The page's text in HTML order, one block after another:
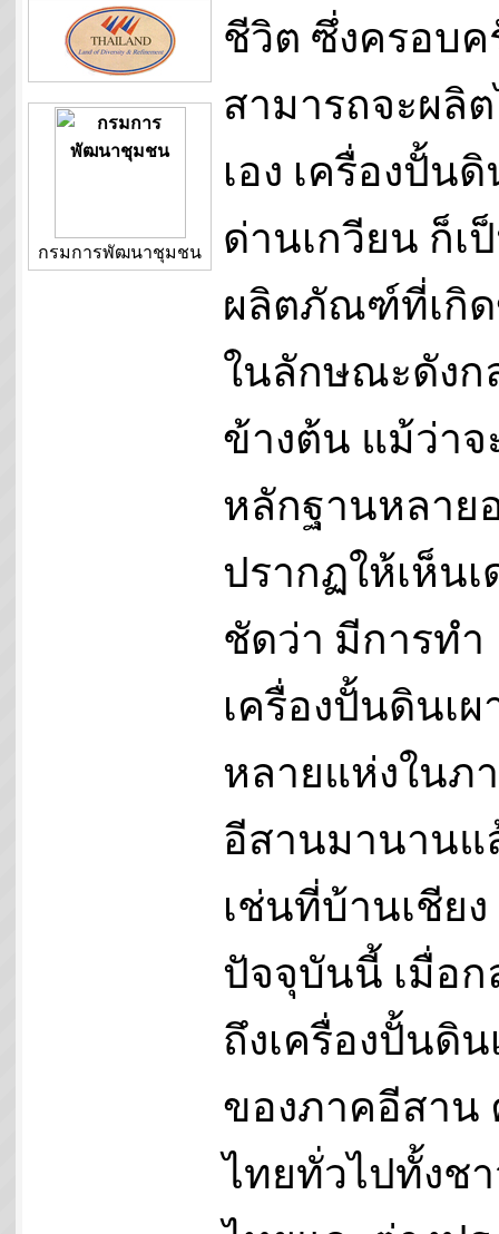
กรมการพัฒนาชุมชน
ชีวิต ซึ่งครอบค
สามารถจะผลิ
เอง เครื่องปั้นดิ
ด่านเกวียน ก็เ
ผลิตภัณฑ์ที่เกิ
ในลักษณะดังก
ข้างต้น แม้ว่าจ
หลักฐานหลาย
ปรากฏให้เห็นเ
ชัดว่า มีการทำ
เครื่องปั้นดินเผ
หลายแห่งในภ
อีสานมานานแ
เช่นที่บ้านเชีย
ปัจจุบันนี้ เมื่อก
ถึงเครื่องปั้นดิน
ของภาคอีสาน
ไทยทั่วไปทั้งช